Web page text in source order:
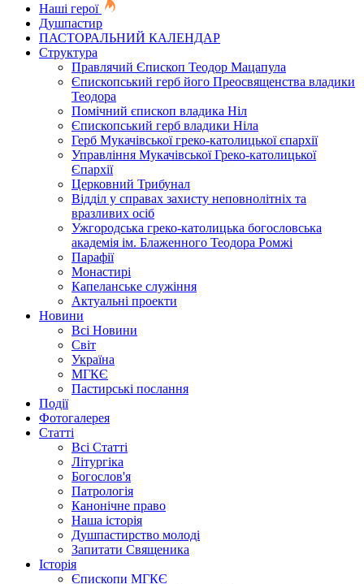
Наші герої
Душпастир
ПАСТОРАЛЬНИЙ КАЛЕНДАР
Структура
Правлячий Єпископ Теодор Мацапула
Єпископський герб його Преосвященства владики
Теодора
Помічний єпископ владика Ніл
Єпископський герб владики Ніла
Герб Мукачівської греко-католицької єпархії
Управління Мукачівської Греко-католицької
Єпархії
Церковний Трибунал
Відділ у справах захисту неповнолітніх та
вразливих осіб
Ужгородська греко-католицька богословська
академія ім. Блаженного Теодора Ромжі
Парафії
Монастирі
Капеланське служіння
Актуальні проекти
Новини
Всі Новини
Світ
Україна
МГКЄ
Пастирські послання
Події
Фотогалерея
Статті
Всі Статті
Літургіка
Богослов'я
Патрологія
Канонічне право
Наша історія
Душпастирство молоді
Запитати Священика
Історія
Єпископи МГКЄ